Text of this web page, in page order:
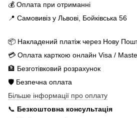
💰 Оплата при отриманні
📍 Самовивіз у Львові, Бойківська 56
📦 Накладений платіж через Нову
💳 Оплата карткою онлайн Visa /
🏦 Безготівковий розрахунок
🛡️ Безпечна оплата
Більше інформації про оплату
📞 Безкоштовна консультація